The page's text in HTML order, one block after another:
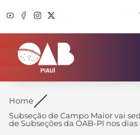
Search
Home
Subseção de Campo Maior vai
de Subseções da OAB-PI nos